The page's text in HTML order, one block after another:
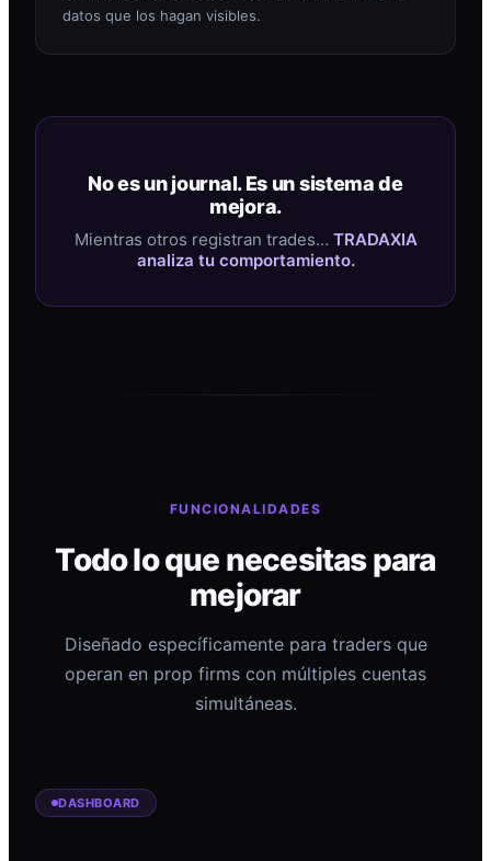
datos que los hagan visibles.
No es un journal. Es un sistema de
mejora.
Mientras otros registran trades… TRADAXIA
analiza tu comportamiento.
FUNCIONALIDADES
Todo lo que necesitas para
mejorar
Diseñado específicamente para traders que
operan en prop firms con múltiples cuentas
simultáneas.
DASHBOARD